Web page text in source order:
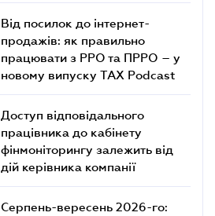
Від посилок до інтернет-
продажів: як правильно
працювати з РРО та ПРРО – у
новому випуску TAX Podcast
Доступ відповідального
працівника до кабінету
фінмоніторингу залежить від
дій керівника компанії
Серпень-вересень 2026-го: